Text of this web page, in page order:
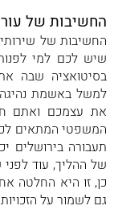
החשיבות של
החשיבות של
שיש לכם למי
בסיטואציה שבה
למשל באשמת
את עצמכם ואתם
המשפטי המתאים
תעבורה בירושלים
של ההליך, עוד
כן, זו היא החלטה
גם לשמור על